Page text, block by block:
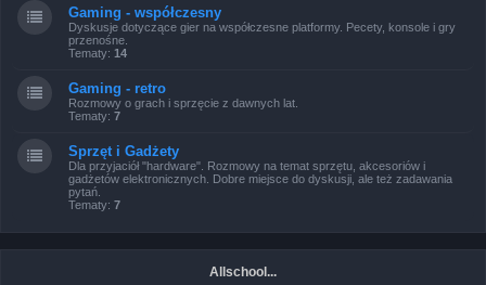
Gaming - współczesny
Dyskusje dotyczące gier na współczesne platformy. Pecety, konsole i gry
przenośne.
Tematy: 14
Gaming - retro
Rozmowy o grach i sprzęcie z dawnych lat.
Tematy: 7
Sprzęt i Gadżety
Dla przyjaciół "hardware". Rozmowy na temat sprzętu, akcesoriów i
gadżetów elektronicznych. Dobre miejsce do dyskusji, ale też zadawania
pytań.
Tematy: 7
Allschool...